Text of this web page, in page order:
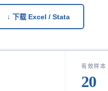
↓ 下载 Excel / Stata
有效样本
20